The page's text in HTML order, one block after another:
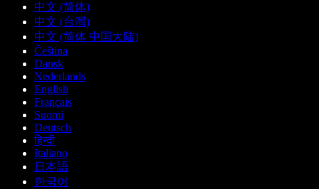
中文 (简体)
中文 (台灣)
中文 (简体 中国大陆)
Čeština
Dansk
Nederlands
English
Français
Suomi
Deutsch
हिन्दी
Italiano
日本語
한국어